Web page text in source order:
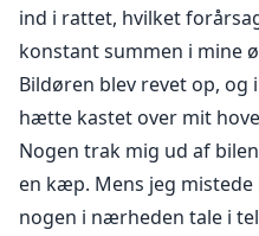
ind i rattet, hvilket
konstant summen i mine
Bildøren blev revet op, og
hætte kastet over mit
Nogen trak mig ud af
en kæp. Mens jeg
nogen i nærheden tale i